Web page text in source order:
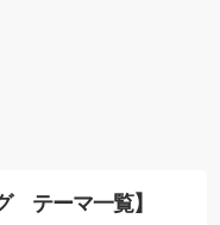
テーマ一覧】